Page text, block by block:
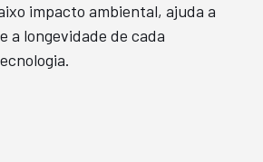
impacto ambiental, ajuda a
a longevidade de cada